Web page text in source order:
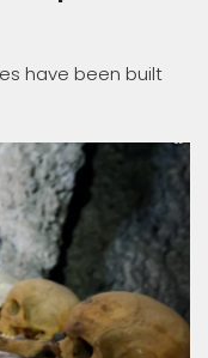
have been built